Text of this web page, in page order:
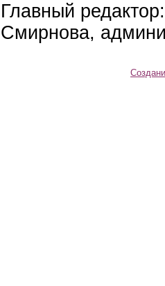
Главный
Смирнова,